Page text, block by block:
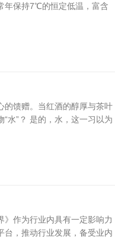
年保持7℃的恒定低温，富含
的馈赠。当红酒的醇厚与茶叶
水”？ 是的，水，这一习以为
》作为行业内具有一定影响力
台，推动行业发展，备受业内